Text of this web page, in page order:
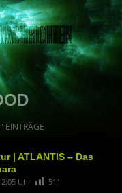
EINTRÄGE
| ATLANTIS – Das
Uhr 511